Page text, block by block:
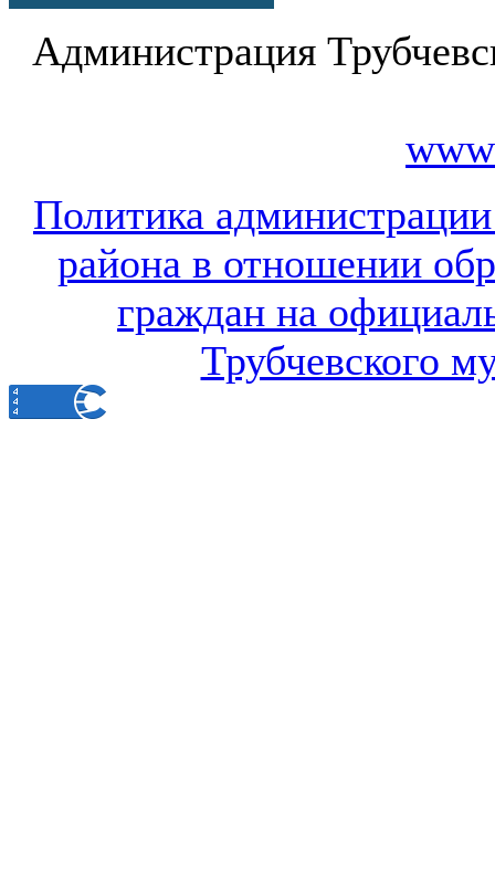
Администрация
Политика
района в отношении
граждан на
Трубчевского